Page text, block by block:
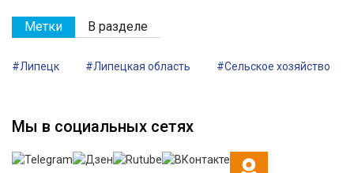
Метки В разделе
#Липецк #Липецкая область #Сельское хозяйство
Мы в социальных сетях